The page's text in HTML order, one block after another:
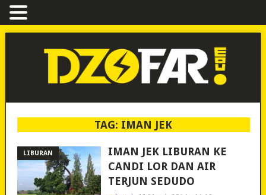
TAG: IMAN JEK
LIBURAN
IMAN JEK LIBURAN KE
CANDI LOR DAN AIR
TERJUN SEDUDO